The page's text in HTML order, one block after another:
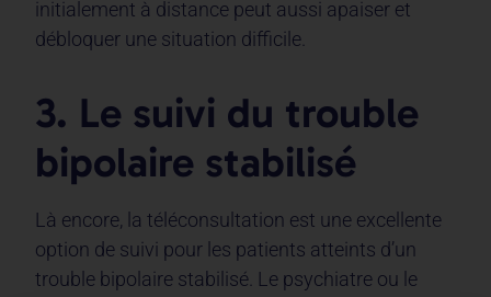
initialement à distance peut aussi apaiser et
débloquer une situation difficile.
3. Le suivi du trouble
bipolaire stabilisé
Là encore, la téléconsultation est une excellente
option de suivi pour les patients atteints d’un
trouble bipolaire stabilisé. Le psychiatre ou le